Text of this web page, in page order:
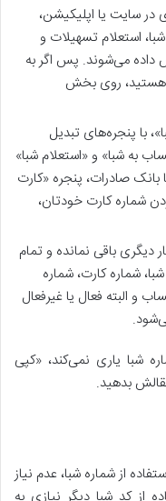
در سایت یا اپلیکیشن،
استعلام تسهیلات و
داده می‌شوند. پس اگر به
هستید، روی بخش
با پنجره‌های تبدیل
به شبا» و «استعلام شبا»
صادرات، پنجره «کارت
شماره کارت خودتان،
دیگری باقی نمانده و تمام
مانند شماره 24رقمی شبا، شماره کارت، شماره
و البته فعال یا غیرفعال
شبا یاری نمی‌کند، «کپی
بدهید.
از شماره شبا، عدم نیاز